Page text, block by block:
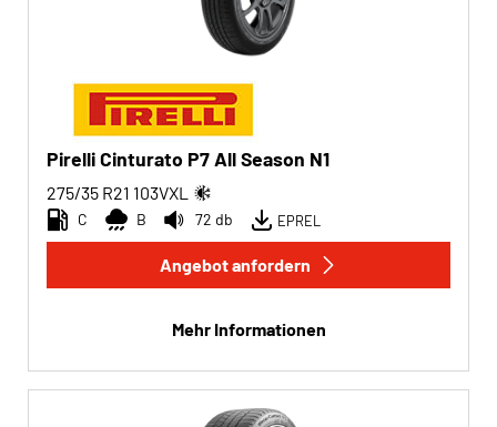
Pirelli Cinturato P7 All Season N1
275/35 R21 103VXL
C B 72 db EPREL
Angebot anfordern
Mehr Informationen